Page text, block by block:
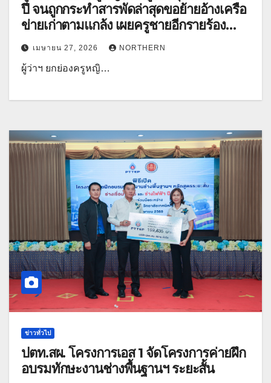
ปี จนถูกกระทำสารพัดล่าสุดขอย้ายอ้างเครือ
ข่ายเก่าตามแกล้ง เผยครูชายอีกรายร้อง
ผอ.รร.ฟอกเงิน
เมษายน 27, 2026 NORTHERN
ผู้ว่าฯ ยกย่องครูหญิ…
ข่าวทั่วไป
ปตท.สผ. โครงการเอส 1 จัดโครงการค่ายฝึก
อบรมทักษะงานช่างพื้นฐานฯ ระยะสั้น